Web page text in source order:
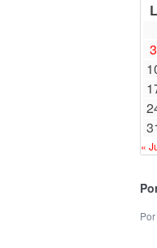
L
3
«